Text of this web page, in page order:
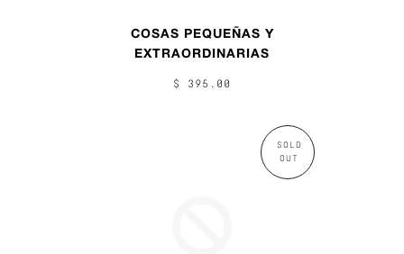
COSAS PEQUEÑAS Y
EXTRAORDINARIAS
$ 395.00
SOLD
OUT